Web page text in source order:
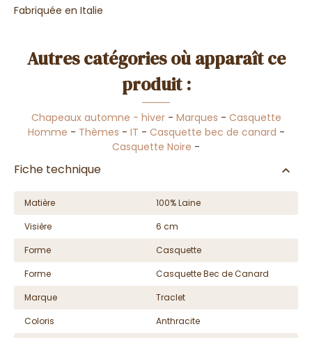
Fabriquée en Italie
Autres catégories où apparaît ce
produit :
Chapeaux automne - hiver- Marques - Casquette
Homme - Thèmes - IT - Casquette bec de canard -
Casquette Noire -
Fiche technique
Matière
100% Laine
Visière
6 cm
Forme
Casquette
Forme
Casquette Bec de Canard
Marque
Traclet
Coloris
Anthracite